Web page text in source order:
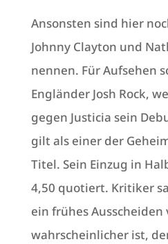
Ansonsten sind hier
Johnny Clayton und
nennen. Für Aufsehen
Engländer Josh Rock,
gegen Justicia sein
gilt als einer der
Titel. Sein Einzug in
4,50 quotiert. Kritiker
ein frühes Ausscheiden
wahrscheinlicher ist,